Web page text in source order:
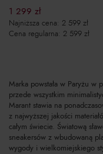
1 299 zł
Najniższa cena: 2 599 zł
Cena regularna: 2 599 zł
Marka powstała w Paryżu w
przede wszystkim
Marant stawia na
z najwyższej jakości
całym świecie. Światową
sneakersów z wbudowaną
wygody i wielkomiejskiego